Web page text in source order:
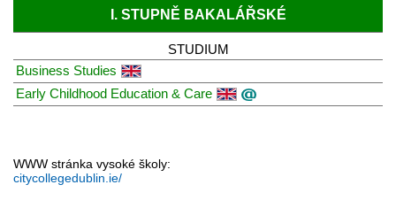
I. STUPNĚ BAKALÁŘSKÉ
STUDIUM
Business Studies
Early Childhood Education & Care
WWW stránka vysoké školy:
citycollegedublin.ie/